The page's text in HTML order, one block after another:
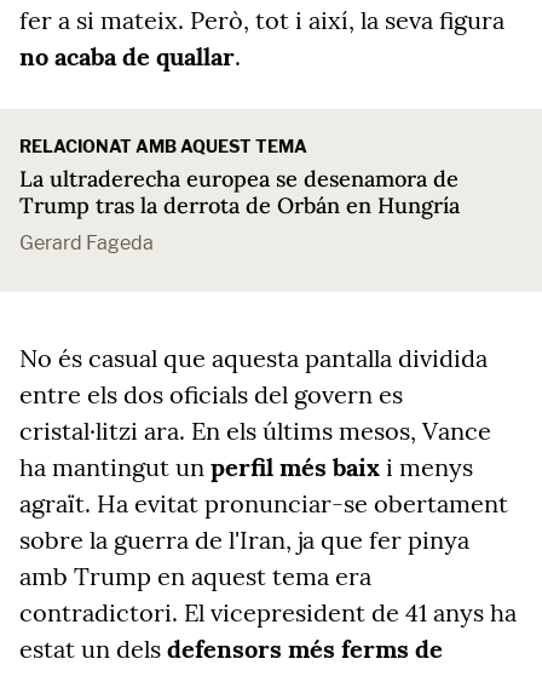
fer a si mateix. Però, tot i així, la seva figura
no acaba de quallar.
RELACIONAT AMB AQUEST TEMA
La ultraderecha europea se desenamora de
Trump tras la derrota de Orbán en Hungría
Gerard Fageda
No és casual que aquesta pantalla dividida
entre els dos oficials del govern es
cristal·litzi ara. En els últims mesos, Vance
ha mantingut un perfil més baix i menys
agraït. Ha evitat pronunciar-se obertament
sobre la guerra de l'Iran, ja que fer pinya
amb Trump en aquest tema era
contradictori. El vicepresident de 41 anys ha
estat un dels defensors més ferms de